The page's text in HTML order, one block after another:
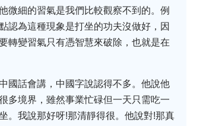
微細的習氣是我們比較觀察不到的。例
認為這種現象是打坐的功夫沒做好，因
轉變習氣只有憑智慧來破除，也就是在
國話會講，中國字說認得不多。他說他
多境界，雖然事業忙碌但一天只需吃一
。我說那好呀!那清靜得很。他說對!那真